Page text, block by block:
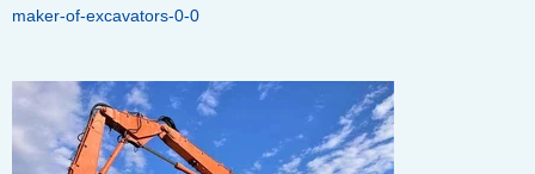
maker-of-excavators-0-0